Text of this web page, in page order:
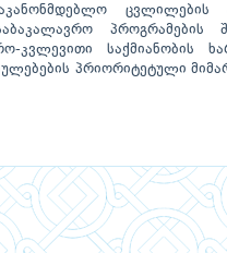
ცვლილების
პროგრამების
კვლევითი საქმიანობის
პრიორიტეტული